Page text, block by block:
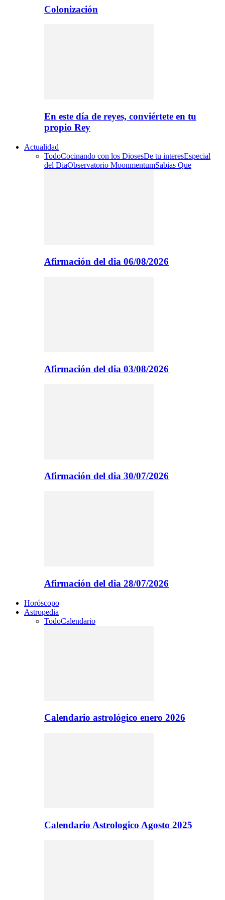
Colonización
En este día de reyes, conviértete en tu
propio Rey
Actualidad
TodoCocinando con los DiosesDe tu interesEspecial
del DiaObservatorio MoonmentumSabias Que
Afirmación del dia 06/08/2026
Afirmación del dia 03/08/2026
Afirmación del dia 30/07/2026
Afirmación del dia 28/07/2026
Horóscopo
Astropedia
TodoCalendario
Calendario astrológico enero 2026
Calendario Astrologico Agosto 2025